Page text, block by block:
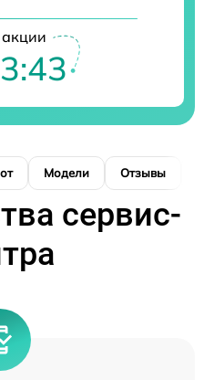
Модели Отзывы
сервис-